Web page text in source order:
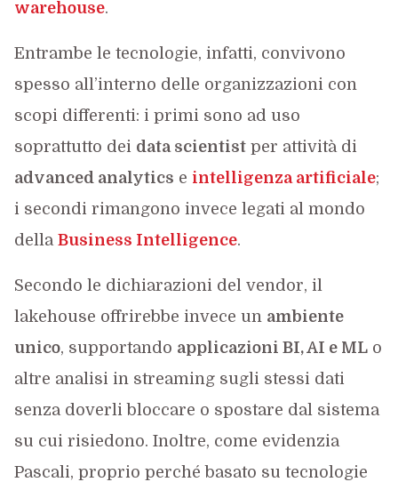
warehouse.
Entrambe le tecnologie, infatti, convivono
spesso all’interno delle organizzazioni con
scopi differenti: i primi sono ad uso
soprattutto dei data scientistper attività di
advanced analytics e intelligenza artificiale;
i secondi rimangono invece legati al mondo
della Business Intelligence.
Secondo le dichiarazioni del vendor, il
lakehouse offrirebbe invece un ambiente
unico, supportando applicazioni BI, AI e MLo
altre analisi in streaming sugli stessi dati
senza doverli bloccare o spostare dal sistema
su cui risiedono. Inoltre, come evidenzia
Pascali, proprio perché basato su tecnologie